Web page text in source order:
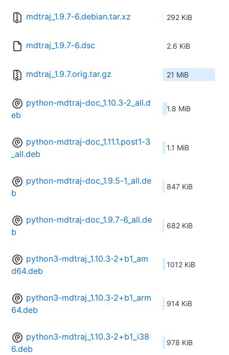
mdtraj_1.9.7-6.debian.tar.xz 292 KiB
mdtraj_1.9.7-6.dsc 2.6 KiB
mdtraj_1.9.7.orig.tar.gz 21 MiB
python-mdtraj-doc_1.10.3-2_all.d
eb
1.8 MiB
python-mdtraj-doc_1.11.1.post1-3
_all.deb
1.1 MiB
python-mdtraj-doc_1.9.5-1_all.de
b
847 KiB
python-mdtraj-doc_1.9.7-6_all.de
b
682 KiB
python3-mdtraj_1.10.3-2+b1_am
d64.deb
1012 KiB
python3-mdtraj_1.10.3-2+b1_arm
64.deb
914 KiB
python3-mdtraj_1.10.3-2+b1_i38
6.deb
978 KiB